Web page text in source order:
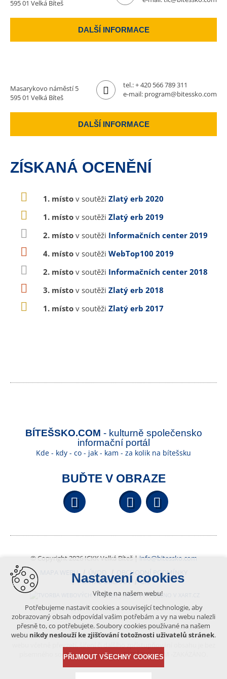
595 01 Velká Bíteš
DALŠÍ INFORMACE
Masarykovo náměstí 5
595 01 Velká Bíteš
tel.:+ 420 566 789 311
e-mail: program@bitessko.com
DALŠÍ INFORMACE
ZÍSKANÁ OCENĚNÍ
1. místo v soutěži Zlatý erb 2020
1. místo v soutěži Zlatý erb 2019
2. místo v soutěži Informačních center 2019
4. místo v soutěži WebTop100 2019
2. místo v soutěži Informačních center 2018
3. místo v soutěži Zlatý erb 2018
1. místo v soutěži Zlatý erb 2017
BÍTEŠSKO.COM - kulturně společensko
informační portál
Kde - kdy - co - jak - kam - za kolik na bítešsku
BUĎTE V OBRAZE
Facebook YouTube
© Copyright 2026 ICKK Velká Bíteš | info@bitessko.com
MAPA WEBU
ÚVOD
OBCHODNÍ PODMÍNKY
PORTÁL OBČANA
GIS
VYTVOŘENO V XART.CZ
Obsah tohoto portálu je chráněn autorským právem, které
vykonává vydavatel. Jakékoliv užití článků a fotografií z této podoby
písemného souhlasu vydavatele – BÍTEŠSKO.COM -ZAKÁZÁNO.
Nastavení cookies
Vítejte na našem webu!
Potřebujeme nastavit cookies a související technologie, aby
zobrazovaný obsah odpovídal vašim potřebám a vy na webu nalezli
přesně to, co potřebujete. Soubory cookies používané na našem
webu nikdy neslouží ke zjišťování totožnosti uživatelů stránek.
PŘIJMOUT VŠECHNY COOKIES